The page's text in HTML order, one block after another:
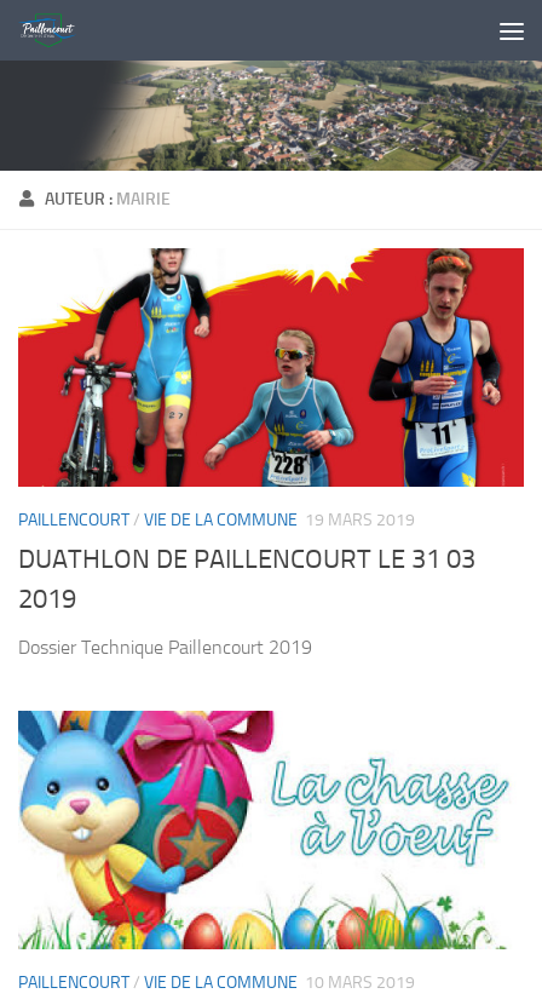
Skip to content
AUTEUR : MAIRIE
PAILLENCOURT/ VIE DE LA COMMUNE 19 MARS 2019
DUATHLON DE PAILLENCOURT LE 31 03
2019
Dossier Technique Paillencourt 2019
PAILLENCOURT/ VIE DE LA COMMUNE 10 MARS 2019